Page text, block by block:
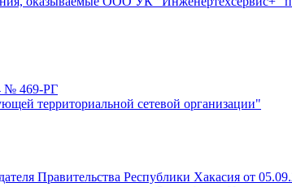
№ 469-РГ
территориальной сетевой организации"
Правительства Республики Хакасия от